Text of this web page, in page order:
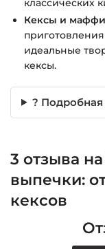
классических
Кексы и
приготовления
идеальные
кексы.
?
3 отзыва на
выпечки:
кексов